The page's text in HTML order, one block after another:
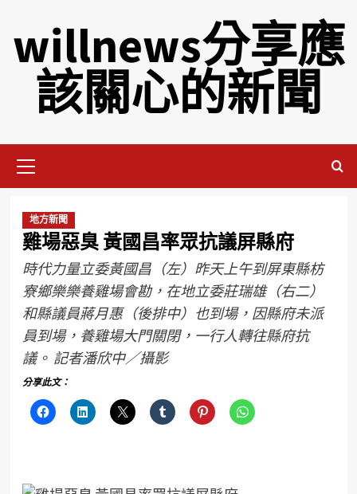
willnews分享應
該關心的新聞
地方新聞
雞場惡臭 黃國昌率眾抗議屏縣府
時代力量立委黃國昌（左）昨天上午到屏東縣枋
寮鄉樂樂養雞場會勘，在地立委莊瑞雄（右二）
和縣議員蔣月惠（後排中）也到場，因縣府未派
員到場，養雞場大門關閉，一行人轉往縣府抗
議。 記者潘欣中／攝影
分享此文：